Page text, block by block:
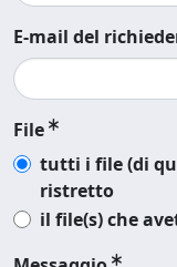
E-mail del
File
tutti i file (di
ristretto
il file(s) che